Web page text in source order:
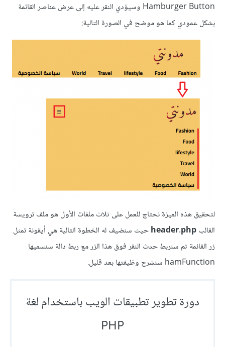
Hamburger Button وسيؤدي النقر عليه إلى عرض عناصر القائمة
بشكل عمودي كما هو موضح في الصورة التالية:
لتحقيق هذه الميزة نحتاج للعمل على ثلاث ملفات الأول هو ملف ترويسة
القالبheader.phpحيث سنضيف له الخطوة التالية هي أيقونة تمثل
زر القائمة ثم سنربط حدث النقر فوق هذا الزر مع ربط دالة سنسميها
hamFunction سنشرح وظيفتها بعد قليل.
دورة تطوير تطبيقات الويب باستخدام لغة
PHP